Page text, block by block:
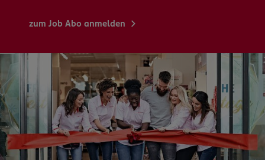
zum Job Abo anmelden